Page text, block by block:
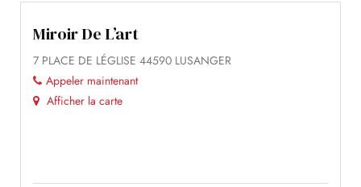
Miroir De L’art
7 PLACE DE LÉGLISE 44590 LUSANGER
Appeler maintenant
Afficher la carte